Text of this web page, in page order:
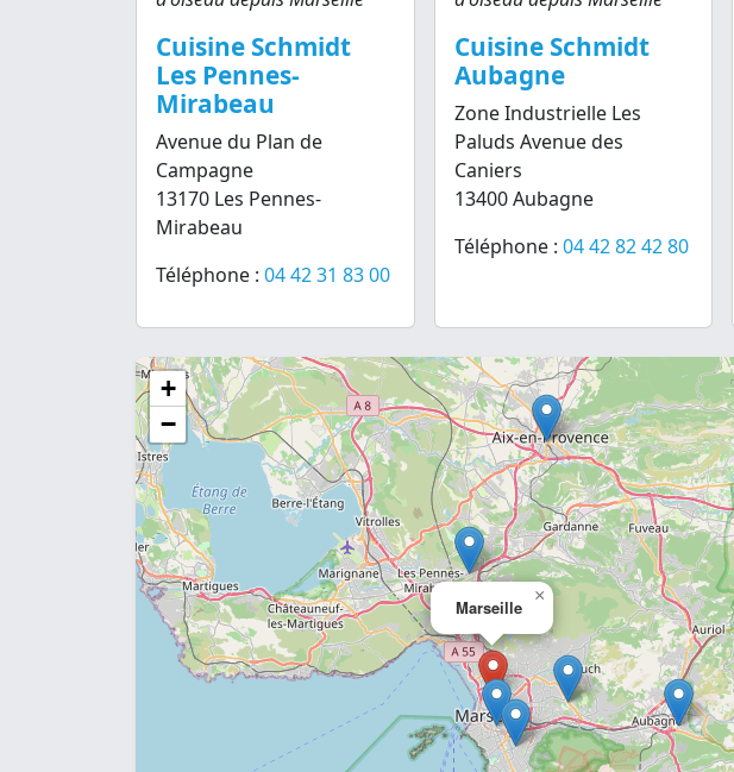
Cuisine Schmidt
Les Pennes-
Mirabeau
Avenue du Plan de
Campagne
13170 Les Pennes-
Mirabeau
Téléphone : 04 42 31 83 00
Cuisine Schmidt
Aubagne
Zone Industrielle Les
Paluds Avenue des
Caniers
13400 Aubagne
Téléphone : 04 42 82 42 80
Marseille
×
+
−